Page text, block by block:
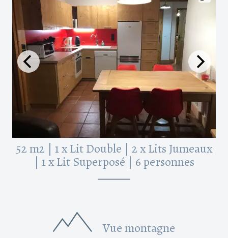
52 m2 | 1 x Lit Double | 2 x Lits Jumeaux
| 1 x Lit Superposé | 6 personnes
Vue montagne